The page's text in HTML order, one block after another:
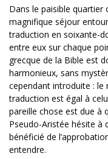
Dans le paisible quartier
magnifique séjour
traduction en soixante-
entre eux sur chaque
grecque de la Bible est
harmonieux, sans
cependant introduite : le
traduction est égal à
pareille chose est due à
Pseudo-Aristée hésite à
bénéficié de
entendre.